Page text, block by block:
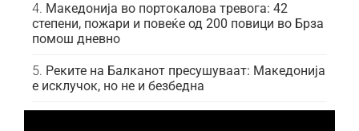
Македонија во портокалова тревога: 42
степени, пожари и повеќе од 200 повици во Брза
помош дневно
Реките на Балканот пресушуваат: Македонија
е исклучок, но не и безбедна